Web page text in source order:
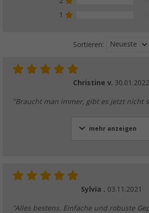
1
Sortieren: Neueste
Christine v. 30.01.2022
"Braucht man immer, gibt es jetzt nicht
mehr anzeigen
Sylvia . 03.11.2021
"Alles bestens. Einfache und robuste